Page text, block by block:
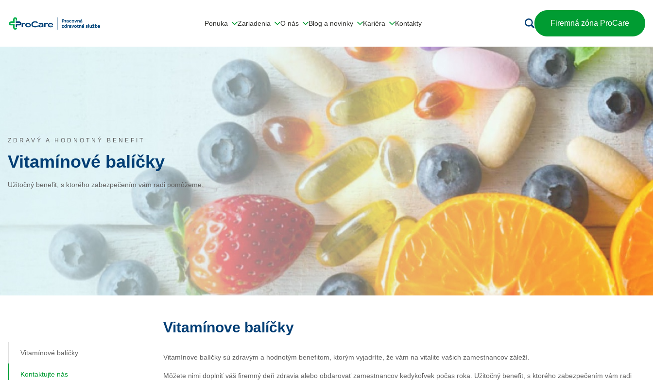
Ponuka Zariadenia O nás Blog a novinky Kariéra Kontakty Firemná zóna ProCare
Vitamínové balíčky
Kontaktujte nás
ZDRAVÝ A HODNOTNÝ BENEFIT
Vitamínové balíčky
Užitočný benefit, s ktorého zabezpečením vám radi pomôžeme.
Vitamínove balíčky
Vitamínove balíčky sú zdravým a hodnotým benefitom, ktorým vyjadríte, že vám na vitalite vašich zamestnancov záleží.
Môžete nimi doplniť váš firemný deň zdravia alebo obdarovať zamestnancov kedykoľvek počas roka. Užitočný benefit, s ktorého zabezpečením vám radi